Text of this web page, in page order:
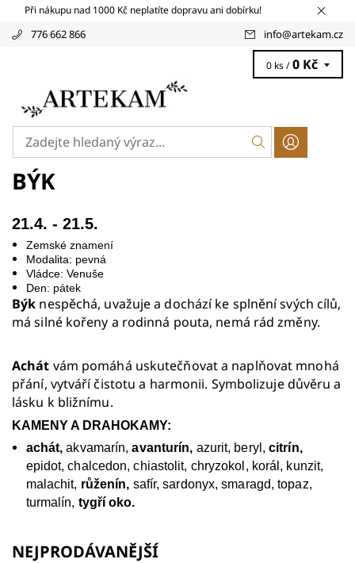
Při nákupu nad 1000 Kč neplatíte dopravu ani dobírku!
776 662 866 info@artekam.cz
0 ks / 0 Kč
BÝK
21.4. - 21.5.
Zemské znamení
Modalita: pevná
Vládce: Venuše
Den: pátek
Býk nespěchá, uvažuje a dochází ke splnění svých cílů,
má silné kořeny a rodinná pouta, nemá rád změny.
Achát vám pomáhá uskutečňovat a naplňovat mnohá
přání, vytváří čistotu a harmonii. Symbolizuje důvěru a
lásku k bližnímu.
KAMENY A DRAHOKAMY:
achát, akvamarín,avanturín, azurit, beryl,citrín,
epidot, chalcedon, chiastolit, chryzokol, korál, kunzit,
malachit, růženín, safír, sardonyx, smaragd, topaz,
turmalín, tygří oko.
NEJPRODÁVANĚJŠÍ